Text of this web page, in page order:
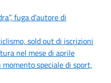
fuga d’autore di
sold out di iscrizioni
nel mese di aprile
speciale di sport,